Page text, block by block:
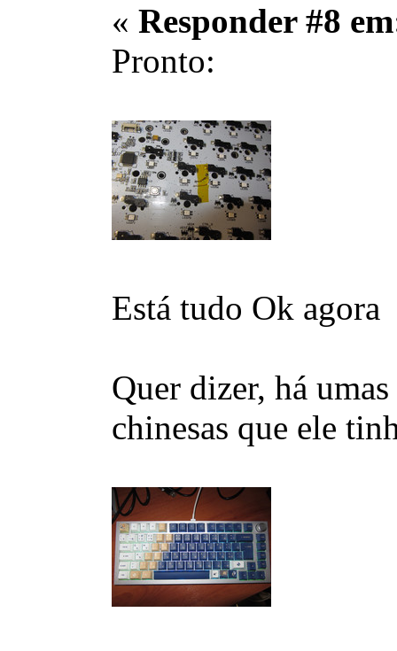
« Responder #8
Pronto:
Está tudo Ok agora
Quer dizer, há
chinesas que ele